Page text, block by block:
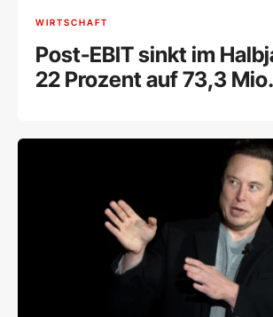
WIRTSCHAFT
Post-EBIT sinkt im
22 Prozent auf 73,3